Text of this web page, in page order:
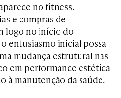
no fitness.
e compras de
logo no início do
entusiasmo inicial possa
mudança estrutural nas
em performance estética
à manutenção da saúde.